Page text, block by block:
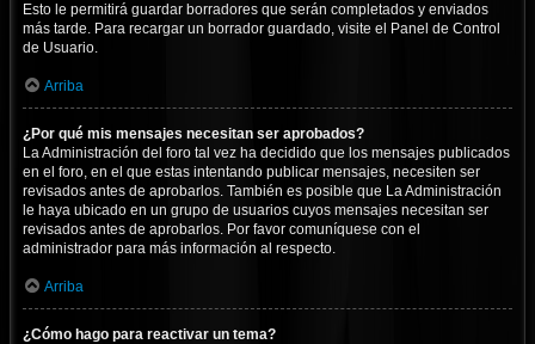
Esto le permitirá guardar borradores que serán completados y enviados
más tarde. Para recargar un borrador guardado, visite el Panel de Control
de Usuario.
Arriba
¿Por qué mis mensajes necesitan ser aprobados?
La Administración del foro tal vez ha decidido que los mensajes publicados
en el foro, en el que estas intentando publicar mensajes, necesiten ser
revisados antes de aprobarlos. También es posible que La Administración
le haya ubicado en un grupo de usuarios cuyos mensajes necesitan ser
revisados antes de aprobarlos. Por favor comuníquese con el
administrador para más información al respecto.
Arriba
¿Cómo hago para reactivar un tema?